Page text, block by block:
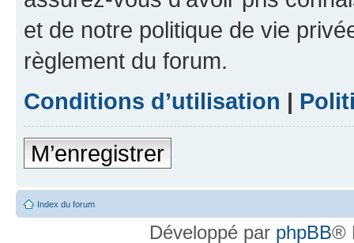
et de notre politique de vie
règlement du forum.
Conditions d’utilisation |
M’enregistrer
Index du forum
Développé par phpBB®